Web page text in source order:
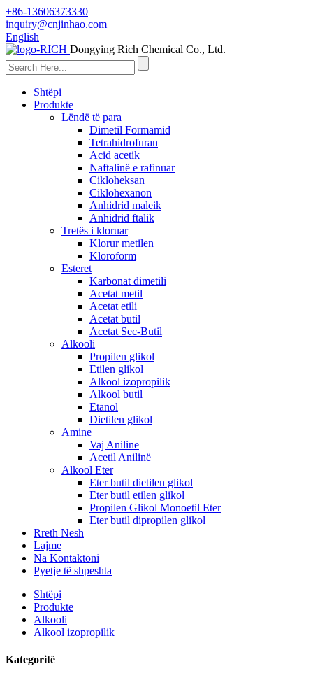
+86-13606373330
inquiry@cnjinhao.com
English
Dongying Rich Chemical Co., Ltd.
Shtëpi
Produkte
Lëndë të para
Dimetil Formamid
Tetrahidrofuran
Acid acetik
Naftalinë e rafinuar
Cikloheksan
Ciklohexanon
Anhidrid maleik
Anhidrid ftalik
Tretës i kloruar
Klorur metilen
Kloroform
Esteret
Karbonat dimetili
Acetat metil
Acetat etili
Acetat butil
Acetat Sec-Butil
Alkooli
Propilen glikol
Etilen glikol
Alkool izopropilik
Alkool butil
Etanol
Dietilen glikol
Amine
Vaj Aniline
Acetil Anilinë
Alkool Eter
Eter butil dietilen glikol
Eter butil etilen glikol
Propilen Glikol Monoetil Eter
Eter butil dipropilen glikol
Rreth Nesh
Lajme
Na Kontaktoni
Pyetje të shpeshta
Shtëpi
Produkte
Alkooli
Alkool izopropilik
Kategoritë